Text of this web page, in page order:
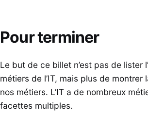
Pour terminer
Le but de ce billet n’est pas de lister
métiers de l’IT, mais plus de montrer
nos métiers. L’IT a de nombreux
facettes multiples.